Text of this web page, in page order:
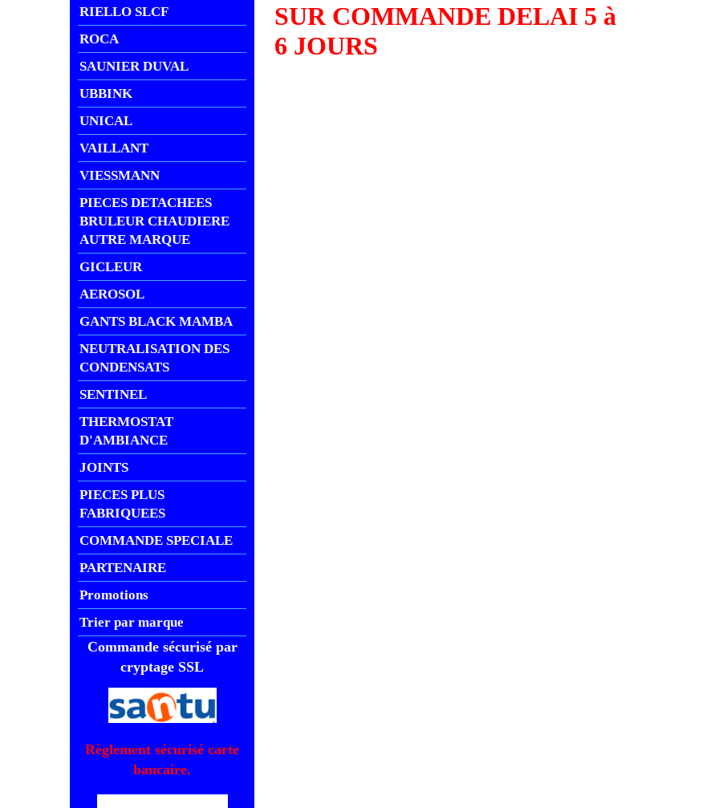
RIELLO SLCF
ROCA
SAUNIER DUVAL
UBBINK
UNICAL
VAILLANT
VIESSMANN
PIECES DETACHEES
BRULEUR CHAUDIERE
AUTRE MARQUE
GICLEUR
AEROSOL
GANTS BLACK MAMBA
NEUTRALISATION DES
CONDENSATS
SENTINEL
THERMOSTAT
D'AMBIANCE
JOINTS
PIECES PLUS
FABRIQUEES
COMMANDE SPECIALE
PARTENAIRE
Promotions
Trier par marque
Commande sécurisé par
cryptage SSL
Règlement sécurisé carte
bancaire.
SUR COMMANDE DELAI 5 à
6 JOURS